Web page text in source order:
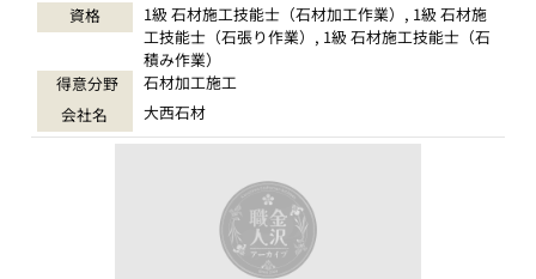
資格
1級 石材施工技能士（石材加工作業）, 1級 石材施
工技能士（石張り作業）, 1級 石材施工技能士（石
積み作業）
得意分野
石材加工施工
会社名
大西石材